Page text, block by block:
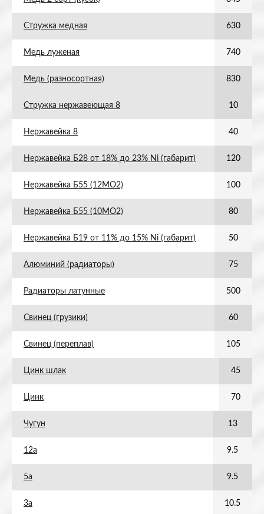
Стружка медная 630
Медь луженая 740
Медь (разносортная) 830
Стружка нержавеющая 8 10
Нержавейка 8 40
Нержавейка Б28 от 18% до 23% Ni (габарит) 120
Нержавейка Б55 (12МО2) 100
Нержавейка Б55 (10МО2) 80
Нержавейка Б19 от 11% до 15% Ni (габарит) 50
Алюминий (радиаторы) 75
Радиаторы латунные 500
Свинец (грузики) 60
Свинец (переплав) 105
Цинк шлак 45
Цинк 70
Чугун 13
12а 9.5
5а 9.5
3а 10.5